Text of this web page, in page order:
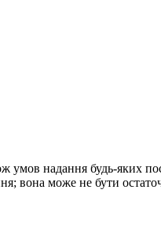
умов надання будь-яких
вона може не бути